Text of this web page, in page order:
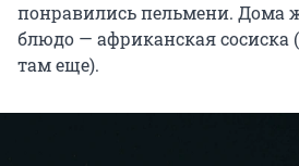
понравились пельмени. Дома
блюдо — африканская сосиска
там еще).